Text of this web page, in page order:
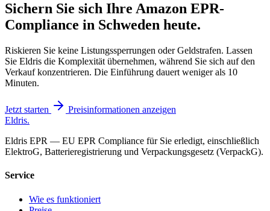
Sichern Sie sich Ihre Amazon EPR-
Compliance in Schweden heute.
Riskieren Sie keine Listungssperrungen oder Geldstrafen. Lassen
Sie Eldris die Komplexität übernehmen, während Sie sich auf den
Verkauf konzentrieren. Die Einführung dauert weniger als 10
Minuten.
Jetzt starten
Preisinformationen anzeigen
Eldris.
Eldris EPR — EU EPR Compliance für Sie erledigt, einschließlich
ElektroG, Batterieregistrierung und Verpackungsgesetz (VerpackG).
Service
Wie es funktioniert